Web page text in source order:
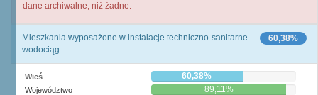
dane archiwalne, niż żadne.
60,38%
Mieszkania wyposażone w instalacje techniczno-sanitarne -
wodociąg
Wieś 60,38%
Województwo 89,11%